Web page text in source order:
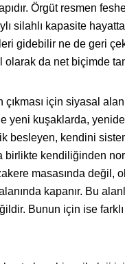
Örgüt resmen
silahlı kapasite
gidebilir ne de geri
da net biçimde
için siyasal
yeni kuşaklarda,
besleyen, kendini
birlikte kendiliğinden
masasında değil,
kapanır. Bu
Bunun için ise